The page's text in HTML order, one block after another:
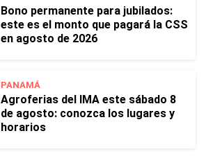
Bono permanente para jubilados:
este es el monto que pagará la CSS
en agosto de 2026
PANAMÁ
Agroferias del IMA este sábado 8
de agosto: conozca los lugares y
horarios